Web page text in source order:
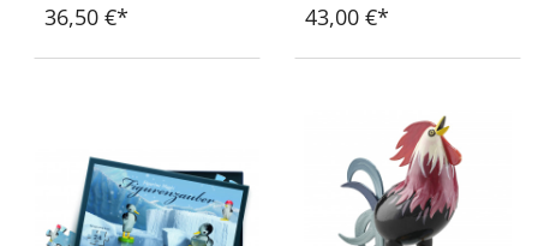
36,50 € 43,00 €